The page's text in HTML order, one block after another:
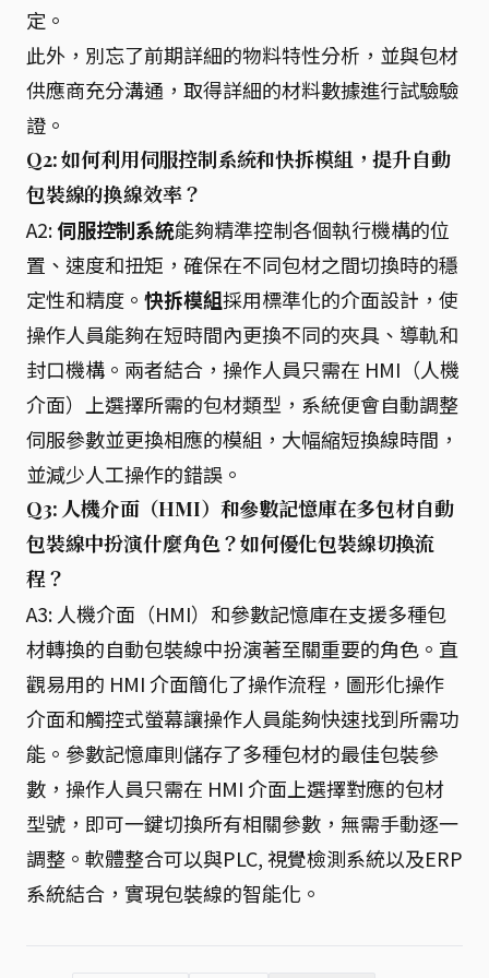
定。
此外，別忘了前期詳細的物料特性分析，並與包材
供應商充分溝通，取得詳細的材料數據進行試驗驗
證。
Q2: 如何利用伺服控制系統和快拆模組，提升自動
包裝線的換線效率？
A2:伺服控制系統能夠精準控制各個執行機構的位
置、速度和扭矩，確保在不同包材之間切換時的穩
定性和精度。 快拆模組採用標準化的介面設計，使
操作人員能夠在短時間內更換不同的夾具、導軌和
封口機構。兩者結合，操作人員只需在 HMI（人機
介面）上選擇所需的包材類型，系統便會自動調整
伺服參數並更換相應的模組，大幅縮短換線時間，
並減少人工操作的錯誤。
Q3: 人機介面（HMI）和參數記憶庫在多包材自動
包裝線中扮演什麼角色？如何優化包裝線切換流
程？
A3: 人機介面（HMI）和參數記憶庫在支援多種包
材轉換的自動包裝線中扮演著至關重要的角色。直
觀易用的 HMI 介面簡化了操作流程，圖形化操作
介面和觸控式螢幕讓操作人員能夠快速找到所需功
能。參數記憶庫則儲存了多種包材的最佳包裝參
數，操作人員只需在 HMI 介面上選擇對應的包材
型號，即可一鍵切換所有相關參數，無需手動逐一
調整。軟體整合可以與PLC, 視覺檢測系統以及ERP
系統結合，實現包裝線的智能化。